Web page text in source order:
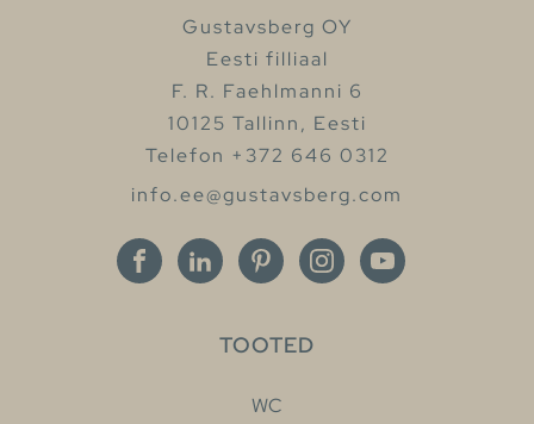
Gustavsberg OY
Eesti filliaal
F. R. Faehlmanni 6
10125 Tallinn, Eesti
Telefon +372 646 0312
info.ee@gustavsberg.com
TOOTED
WC